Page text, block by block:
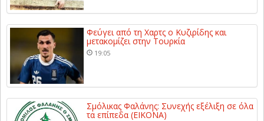
Φεύγει από τη Χαρτς ο Κυζιρίδης και
μετακομίζει στην Τουρκία
19:05
Σμόλικας Φαλάνης: Συνεχής εξέλιξη σε όλα
τα επίπεδα (ΕΙΚΟΝΑ)